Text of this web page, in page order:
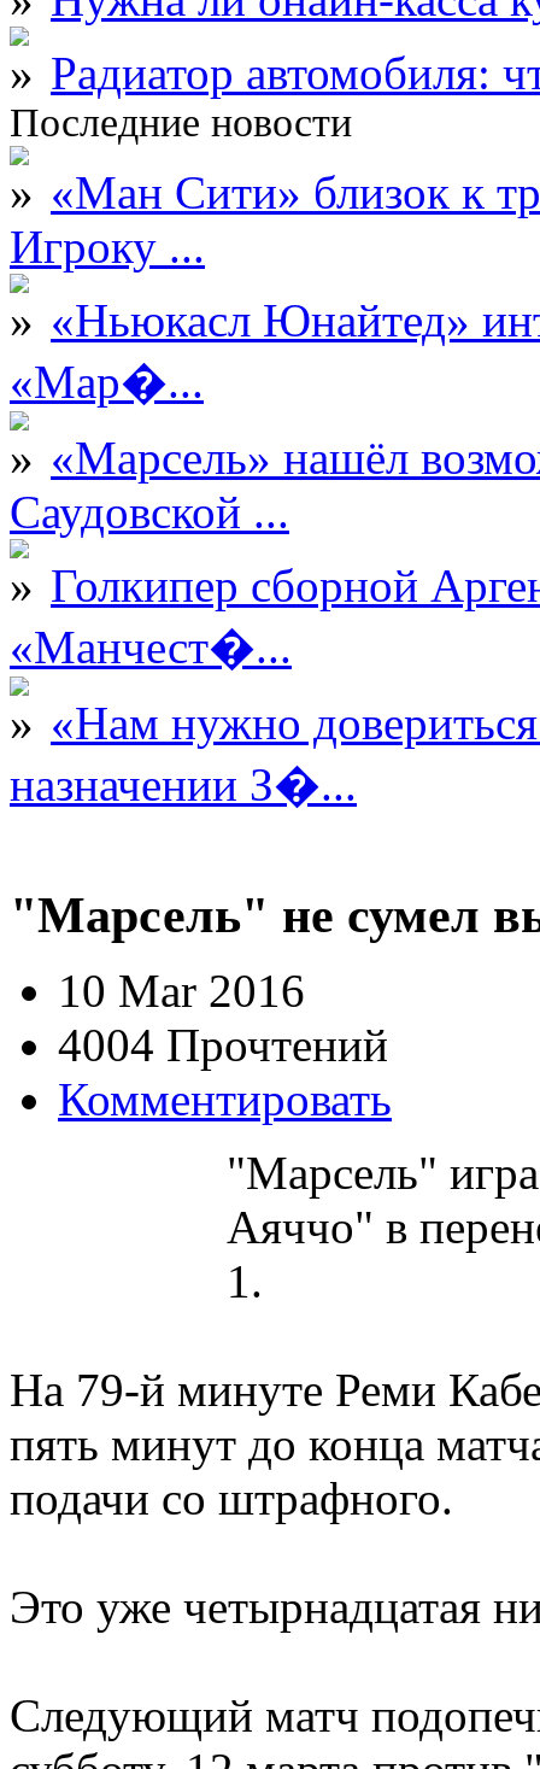
Радиатор автомобиля:
Последние новости
«Ман Сити» близок к
Игроку ...
«Ньюкасл Юнайтед»
«Мар�...
«Марсель» нашёл
Саудовской ...
Голкипер сборной
«Манчест�...
«Нам нужно
назначении З�...
"Марсель" не сумел
10 Mar 2016
4004 Прочтений
Комментировать
"Марсель"
Аяччо" в
1.
На 79-й минуте Реми
пять минут до конца
подачи со штрафного.
Это уже четырнадцатая
Следующий матч